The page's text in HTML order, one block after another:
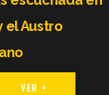
el Austro
VER +